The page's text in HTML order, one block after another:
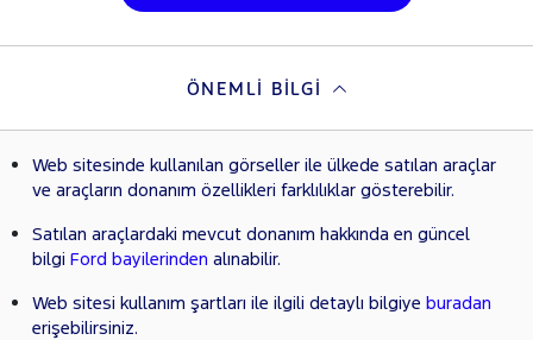
ÖNEMLI BILGI
Web sitesinde kullanılan görseller ile ülkede satılan araçlar
ve araçların donanım özellikleri farklılıklar gösterebilir.
Satılan araçlardaki mevcut donanım hakkında en güncel
bilgi Ford bayilerinden alınabilir.
Web sitesi kullanım şartları ile ilgili detaylı bilgiye buradan
erişebilirsiniz.